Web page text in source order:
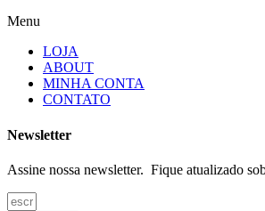
Menu
LOJA
ABOUT
MINHA CONTA
CONTATO
Newsletter
Assine nossa newsletter. Fique atualizado